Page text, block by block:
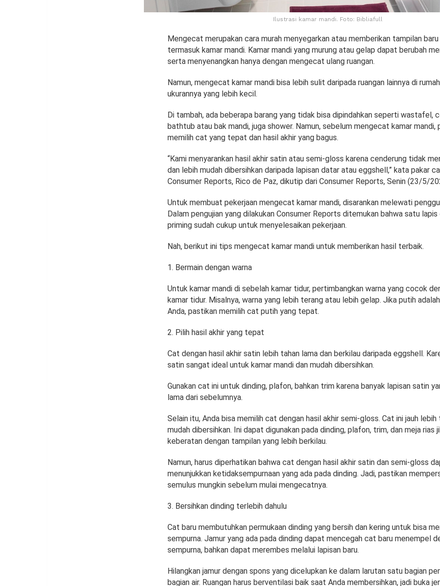
Ilustrasi kamar mandi. Foto: Bibliafull
Mengecat merupakan cara murah menyegarkan atau memberikan tampilan baru
termasuk kamar mandi. Kamar mandi yang murung atau gelap dapat berubah
serta menyenangkan hanya dengan mengecat ulang ruangan.
Namun, mengecat kamar mandi bisa lebih sulit daripada ruangan lainnya di
ukurannya yang lebih kecil.
Di tambah, ada beberapa barang yang tidak bisa dipindahkan seperti wastafel,
bathtub atau bak mandi, juga shower. Namun, sebelum mengecat kamar mandi,
memilih cat yang tepat dan hasil akhir yang bagus.
“Kami menyarankan hasil akhir satin atau semi-gloss karena cenderung tidak
dan lebih mudah dibersihkan daripada lapisan datar atau eggshell,” kata pakar
Consumer Reports, Rico de Paz, dikutip dari Consumer Reports, Senin (23/5/
Untuk membuat pekerjaan mengecat kamar mandi, disarankan melewati
Dalam pengujian yang dilakukan Consumer Reports ditemukan bahwa satu
priming sudah cukup untuk menyelesaikan pekerjaan.
Nah, berikut ini tips mengecat kamar mandi untuk memberikan hasil terbaik.
Bermain dengan warna
Untuk kamar mandi di sebelah kamar tidur, pertimbangkan warna yang cocok
kamar tidur. Misalnya, warna yang lebih terang atau lebih gelap. Jika putih
Anda, pastikan memilih cat putih yang tepat.
Pilih hasil akhir yang tepat
Cat dengan hasil akhir satin lebih tahan lama dan berkilau daripada eggshell.
satin sangat ideal untuk kamar mandi dan mudah dibersihkan.
Gunakan cat ini untuk dinding, plafon, bahkan trim karena banyak lapisan satin
lama dari sebelumnya.
Selain itu, Anda bisa memilih cat dengan hasil akhir semi-gloss. Cat ini jauh lebih
mudah dibersihkan. Ini dapat digunakan pada dinding, plafon, trim, dan meja rias
keberatan dengan tampilan yang lebih berkilau.
Namun, harus diperhatikan bahwa cat dengan hasil akhir satin dan semi-gloss
menunjukkan ketidaksempurnaan yang ada pada dinding. Jadi, pastikan
semulus mungkin sebelum mulai mengecatnya.
Bersihkan dinding terlebih dahulu
Cat baru membutuhkan permukaan dinding yang bersih dan kering untuk bisa
sempurna. Jamur yang ada pada dinding dapat mencegah cat baru menempel
sempurna, bahkan dapat merembes melalui lapisan baru.
Hilangkan jamur dengan spons yang dicelupkan ke dalam larutan satu bagian
bagian air. Ruangan harus berventilasi baik saat Anda membersihkan, jadi buka